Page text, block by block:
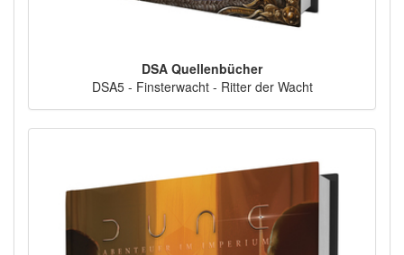
DSA Quellenbücher
DSA5 - Finsterwacht - Ritter der Wacht